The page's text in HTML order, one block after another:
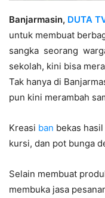
Banjarmasin, DUTA
untuk membuat
sangka seorang
sekolah, kini bisa
Tak hanya di
pun kini merambah
Kreasi ban bekas
kursi, dan pot bunga
Selain membuat
membuka jasa